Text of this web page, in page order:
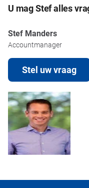
U mag Stef alles
Stef Manders
Accountmanager
Stel uw vraag